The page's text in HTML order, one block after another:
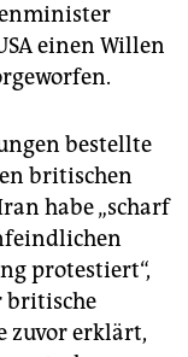
einen Willen
bestellte
britischen
habe „scharf
protestiert“,
britische
zuvor erklärt,